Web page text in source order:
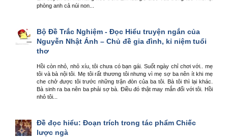
phòng anh cả núi non...
Bộ Đề Trắc Nghiệm - Đọc Hiểu truyện ngắn của
Nguyễn Nhật Ánh – Chủ đề gia đình, kỉ niệm tuổi
thơ
Hồi còn nhỏ, nhỏ xíu, tôi chưa có bạn gái. Suốt ngày chỉ chơi với.. mẹ
tôi và bà nội tôi. Mẹ tôi rất thương tôi nhưng vì mẹ sợ ba nên ít khi mẹ
che chở được tôi trước những trận đòn của ba tôi. Bà tôi thì lại khác.
Bà sinh ra ba nên ba phải sợ bà. Điều đó thật may mắn đối với tôi. Hồi
nhỏ tôi...
Đề đọc hiểu: Đoạn trích trong tác phẩm Chiếc
lược ngà